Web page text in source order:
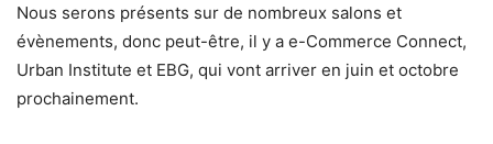
Nous serons présents sur de nombreux salons et
évènements, donc peut-être, il y a e-Commerce Connect,
Urban Institute et EBG, qui vont arriver en juin et octobre
prochainement.